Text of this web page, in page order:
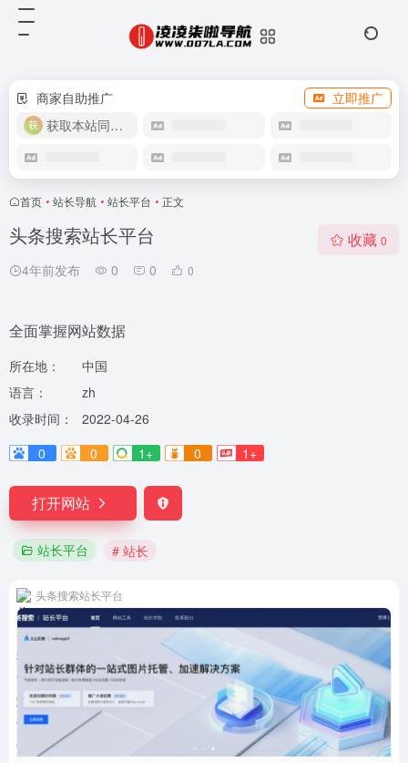
商家自助推广
立即推广
获取本站同款主题
首页 • 站长导航 • 站长平台 • 正文
头条搜索站长平台
4年前发布 0 0 0
收藏 0
全面掌握网站数据
所在地：
中国
语言：
zh
收录时间：
2022-04-26
0
0 1+ 0 1+
打开网站
站长平台 # 站长
头条搜索站长平台